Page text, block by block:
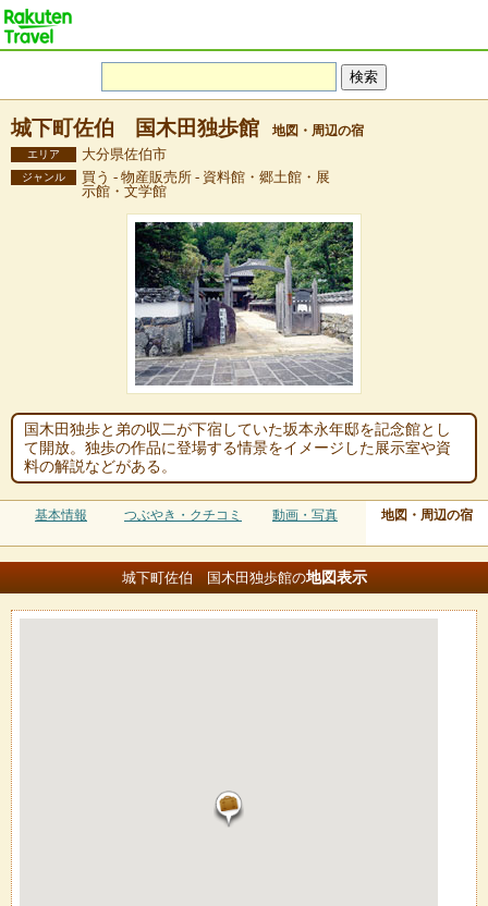
城下町佐伯 国木田独歩館 地図・周辺の宿
エリア 大分県佐伯市
ジャンル
買う - 物産販売所 - 資料館・郷土館・展
示館・文学館
国木田独歩と弟の収二が下宿していた坂本永年邸を記念館とし
て開放。独歩の作品に登場する情景をイメージした展示室や資
料の解説などがある。
基本情報 つぶやき・クチコミ 動画・写真 地図・周辺の宿
城下町佐伯 国木田独歩館の地図表示